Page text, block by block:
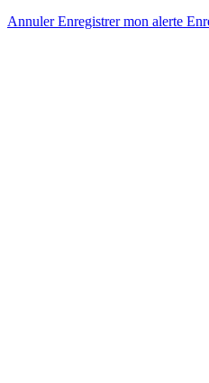
AnnulerEnregistrer mon alerte